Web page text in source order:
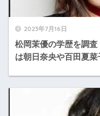
2023年7月16日
松岡茉優の学歴を調
は朝日奈央や百田夏菜